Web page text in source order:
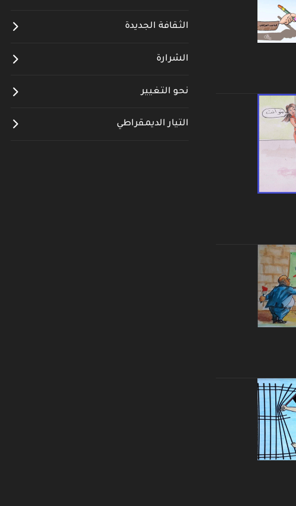
الثقافة الجديدة
الشرارة
نحو التغيير
التيار الديمقراطي